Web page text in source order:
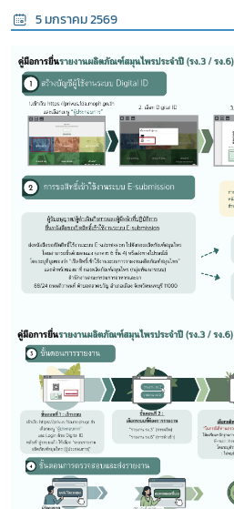
5 มกราคม 2569
เลือกหัวข้อที่ท่านต้องก
โควิด